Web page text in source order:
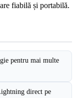
fiabilă și portabilă.
pentru mai multe
direct pe